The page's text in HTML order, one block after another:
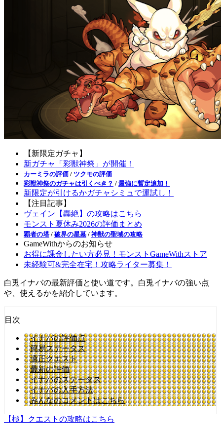
【新限定ガチャ】
新ガチャ「彩獣神祭」が開催！
カーミラの評価 / ツクモの評価
彩獣神祭のガチャは引くべき？ / 最強に暫定追加！
新限定が引けるかガチャシミュで運試し！
【注目記事】
ヴェイン【轟絶】の攻略はこちら
モンスト夏休み2026の評価まとめ
覇者の塔 / 破界の星墓 / 神獣の聖域の攻略
GameWithからのお知らせ
お得に課金したい方必見！モンストGameWithストア
未経験可&完全在宅！攻略ライター募集！
白兎イナバの最新評価と使い道です。白兎イナバの強い点
や、使えるかを紹介しています。
目次
イナバの評価点
簡易ステータス
適正クエスト
最新の評価
イナバのステータス
イナバの入手方法
みんなのコメントはこちら
【極】クエストの攻略はこちら